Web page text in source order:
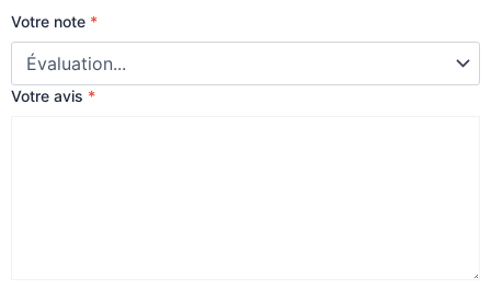
Votre note *
Votre avis *